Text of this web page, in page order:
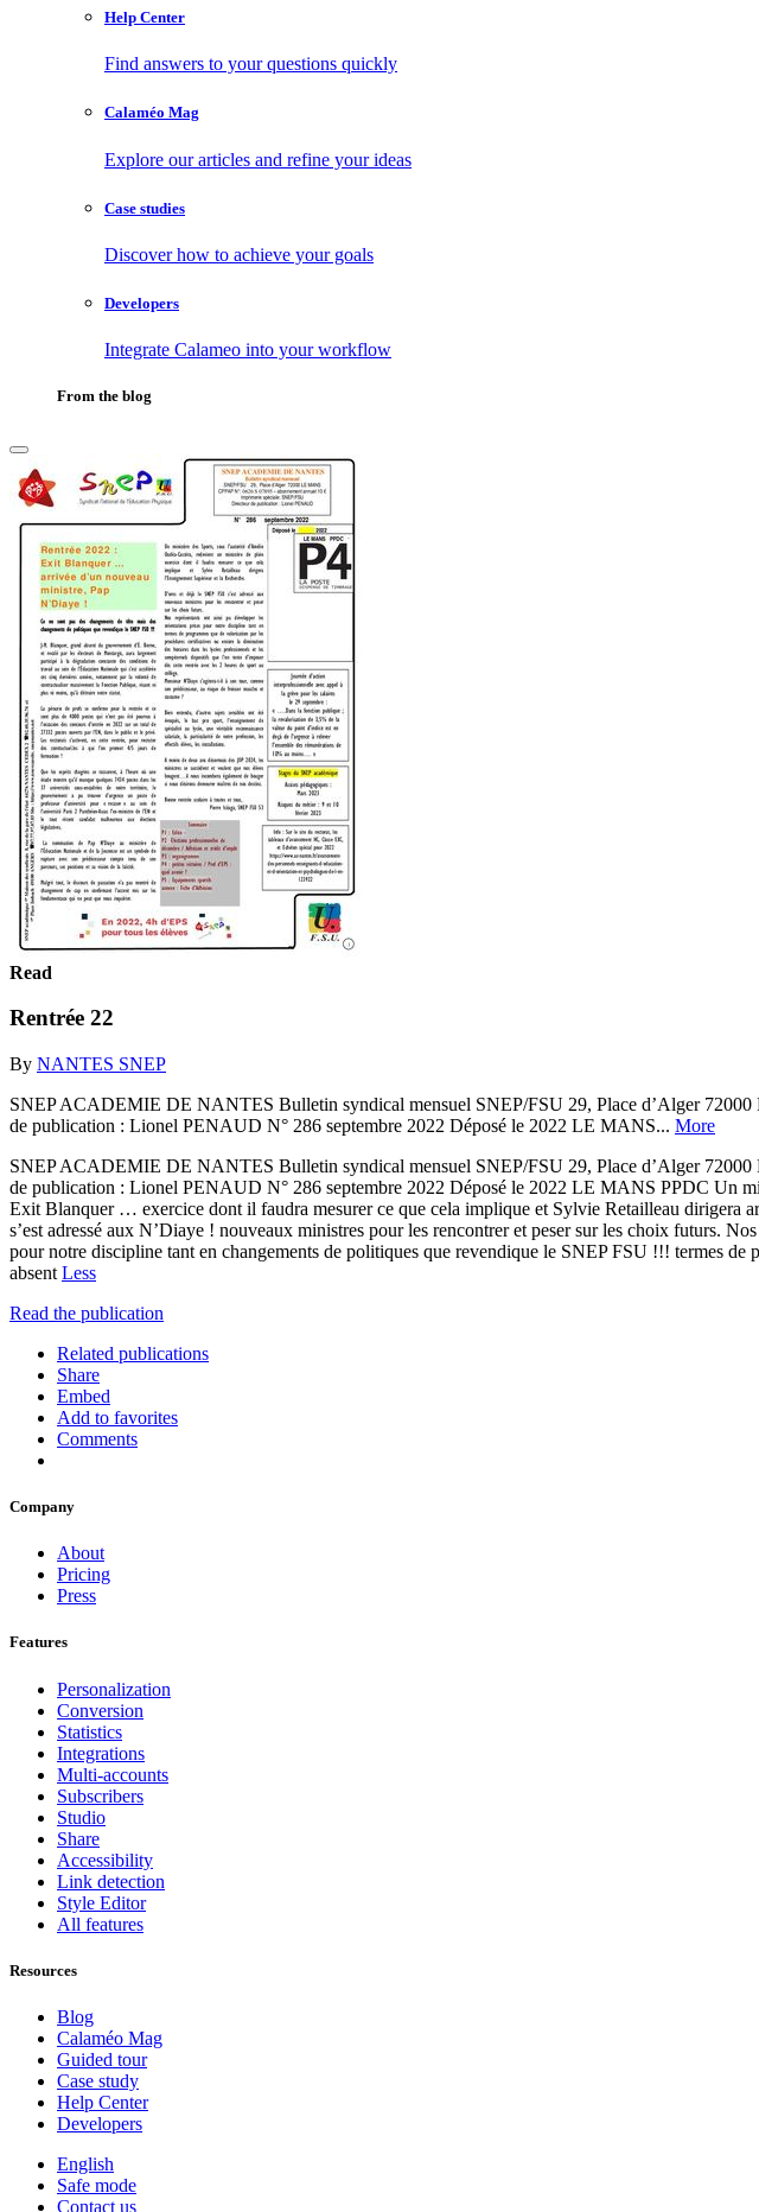
Help Center
Find answers to your questions quickly
Calaméo Mag
Explore our articles and refine your ideas
Case studies
Discover how to achieve your goals
Developers
Integrate Calameo into your workflow
From the blog
Read
Rentrée 22
By NANTES SNEP
SNEP ACADEMIE DE NANTES Bulletin syndical mensuel SNEP/FSU 29, Place d’Alger
de publication : Lionel PENAUD N° 286 septembre 2022 Déposé le 2022 LE MANS... More
SNEP ACADEMIE DE NANTES Bulletin syndical mensuel SNEP/FSU 29, Place d’Alger
de publication : Lionel PENAUD N° 286 septembre 2022 Déposé le 2022 LE MANS PPDC Un
Exit Blanquer … exercice dont il faudra mesurer ce que cela implique et Sylvie Retailleau dirigera
s’est adressé aux N’Diaye ! nouveaux ministres pour les rencontrer et peser sur les choix futurs.
pour notre discipline tant en changements de politiques que revendique le SNEP FSU !!! termes
absent Less
Read the publication
Related publications
Share
Embed
Add to favorites
Comments
Company
About
Pricing
Press
Features
Personalization
Conversion
Statistics
Integrations
Multi-accounts
Subscribers
Studio
Share
Accessibility
Link detection
Style Editor
All features
Resources
Blog
Calaméo Mag
Guided tour
Case study
Help Center
Developers
English
Safe mode
Contact us